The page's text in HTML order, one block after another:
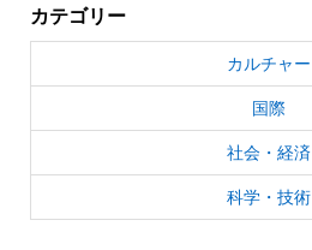
カテゴリー
カルチャー
国際
社会・経済
科学・技術